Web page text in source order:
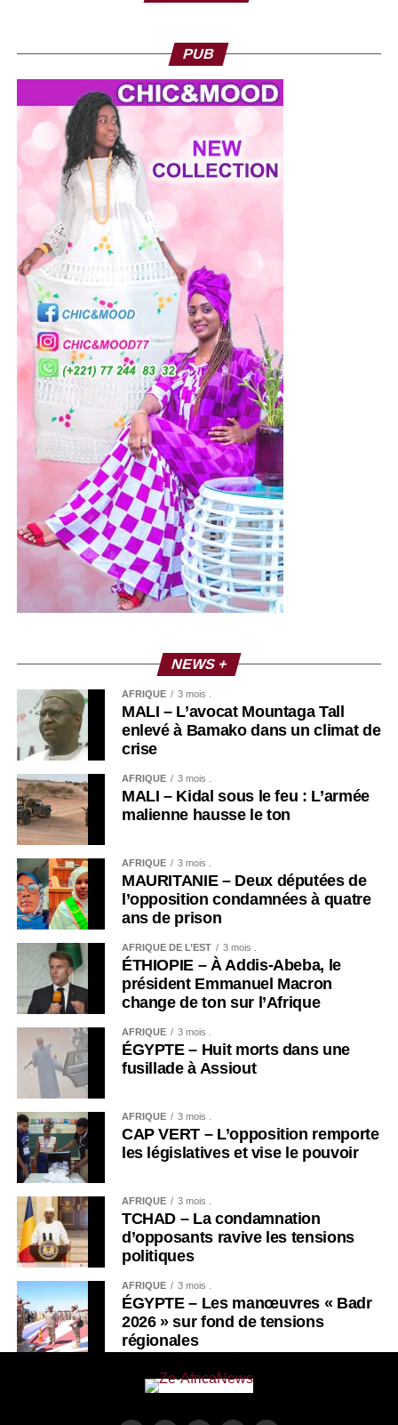
PUB
NEWS +
AFRIQUE 3 mois .
MALI – L’avocat Mountaga Tall
enlevé à Bamako dans un climat de
crise
AFRIQUE 3 mois .
MALI – Kidal sous le feu : L’armée
malienne hausse le ton
AFRIQUE 3 mois .
MAURITANIE – Deux députées de
l’opposition condamnées à quatre
ans de prison
AFRIQUE DE L’EST 3 mois .
ÉTHIOPIE – À Addis-Abeba, le
président Emmanuel Macron
change de ton sur l’Afrique
AFRIQUE 3 mois .
ÉGYPTE – Huit morts dans une
fusillade à Assiout
AFRIQUE 3 mois .
CAP VERT – L’opposition remporte
les législatives et vise le pouvoir
AFRIQUE 3 mois .
TCHAD – La condamnation
d’opposants ravive les tensions
politiques
AFRIQUE 3 mois .
ÉGYPTE – Les manœuvres « Badr
2026 » sur fond de tensions
régionales